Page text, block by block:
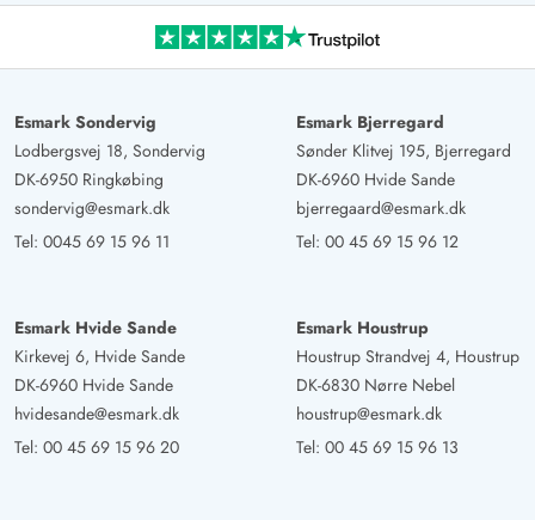
Deutschland
4.5 von 5
Der Spa Bereich ist prima. Wir hatten Probleme mit der
Fußboden Heizung. Dieses hatten wir gemeldet und
innerhalb 1 Std kam der freundliche Techniker "Jens" und
hat das Problem behoben. Der Außen Bereich bei der
Terasse hat noch ein wenig Potenzial nach oben, aber
Markus Rump
Deutschland
4.5 von 5
4.5 von 5
4.5 out of 5
13/10/2024
Das Ferienhaus ist gemütlich und charmant eingerichtet.
Esmark Sondervig
Lodbergsvej 18, Sondervig
DK-6950 Ringkøbing
sondervig@esmark.dk
Tel: 0045 69 15 96 11
Esmark Bjerregard
Sønder Klitvej 195, Bjerregard
DK-6960 Hvide Sande
bjerregaard@esmark.dk
Tel: 00 45 69 15 96 12
Esmark Hvide Sande
Kirkevej 6, Hvide Sande
DK-6960 Hvide Sande
hvidesande@esmark.dk
Tel: 00 45 69 15 96 20
Esmark Houstrup
Houstrup Strandvej 4, Houstrup
DK-6830 Nørre Nebel
houstrup@esmark.dk
Tel: 00 45 69 15 96 13